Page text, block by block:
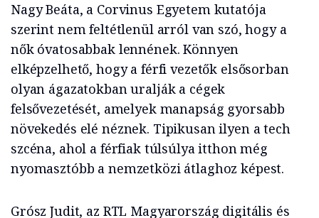
Nagy Beáta, a Corvinus Egyetem kutatója
szerint nem feltétlenül arról van szó, hogy a
nők óvatosabbak lennének. Könnyen
elképzelhető, hogy a férfi vezetők elsősorban
olyan ágazatokban uralják a cégek
felsővezetését, amelyek manapság gyorsabb
növekedés elé néznek. Tipikusan ilyen a tech
szcéna, ahol a férfiak túlsúlya itthon még
nyomasztóbb a nemzetközi átlaghoz képest.
Grósz Judit, az RTL Magyarország digitális és